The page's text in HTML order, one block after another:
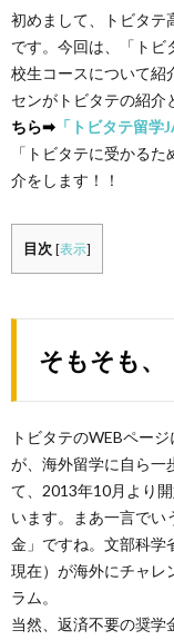
初めまして、トビタテ
です。今回は、「ト
校生コースについて紹
センがトビタテの紹介
ちら➡︎ 「トビタテ留学
「トビタテに受かる
介をします！！
目次 [表示]
そもそも、
トビタテのWEBペー
が、海外留学に自ら一
て、2013年10月より
います。まあ一言でい
金」ですね。文部科学
現在）が海外にチャレ
ラム。
当然、返済不要の奨学